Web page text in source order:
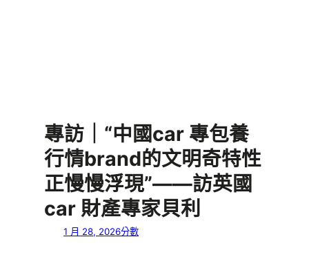
專訪｜“中國car 專包養
行情brand的文明奇特性
正慢慢浮現”——訪英國
car 財產專家貝利
1 月 28, 2026分數